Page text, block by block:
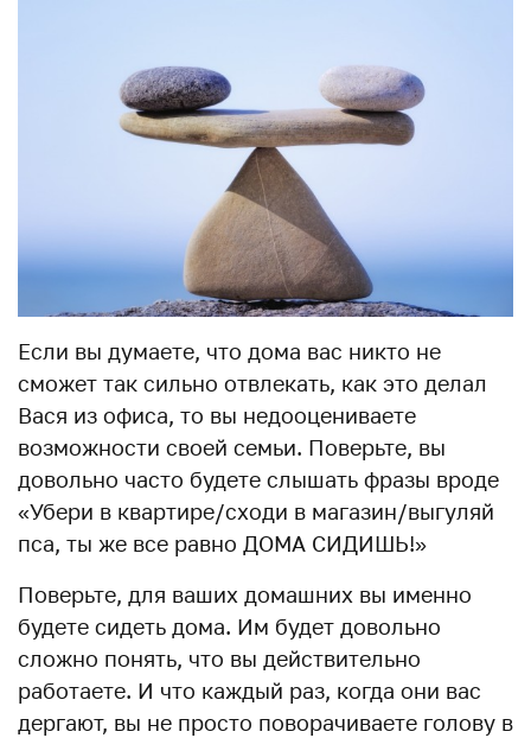
Если вы думаете, что дома вас никто не
сможет так сильно отвлекать, как это делал
Вася из офиса, то вы недооцениваете
возможности своей семьи. Поверьте, вы
довольно часто будете слышать фразы вроде
«Убери в квартире/сходи в магазин/выгуляй
пса, ты же все равно ДОМА СИДИШЬ!»
Поверьте, для ваших домашних вы именно
будете сидеть дома. Им будет довольно
сложно понять, что вы действительно
работаете. И что каждый раз, когда они вас
дергают, вы не просто поворачиваете голову в